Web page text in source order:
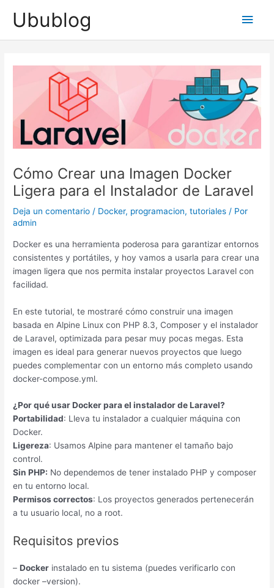
Ubublog
Cómo Crear una Imagen Docker
Ligera para el Instalador de Laravel
Deja un comentario / Docker, programacion,tutoriales / Por
admin
Docker es una herramienta poderosa para garantizar entornos
consistentes y portátiles, y hoy vamos a usarla para crear una
imagen ligera que nos permita instalar proyectos Laravel con
facilidad.
En este tutorial, te mostraré cómo construir una imagen
basada en Alpine Linux con PHP 8.3, Composer y el instalador
de Laravel, optimizada para pesar muy pocas megas. Esta
imagen es ideal para generar nuevos proyectos que luego
puedes complementar con un entorno más completo usando
docker-compose.yml.
¿Por qué usar Docker para el instalador de Laravel?
Portabilidad: Lleva tu instalador a cualquier máquina con
Docker.
Ligereza: Usamos Alpine para mantener el tamaño bajo
control.
Sin PHP: No dependemos de tener instalado PHP y composer
en tu entorno local.
Permisos correctos: Los proyectos generados pertenecerán
a tu usuario local, no a root.
Requisitos previos
–Docker instalado en tu sistema (puedes verificarlo con
docker –version).